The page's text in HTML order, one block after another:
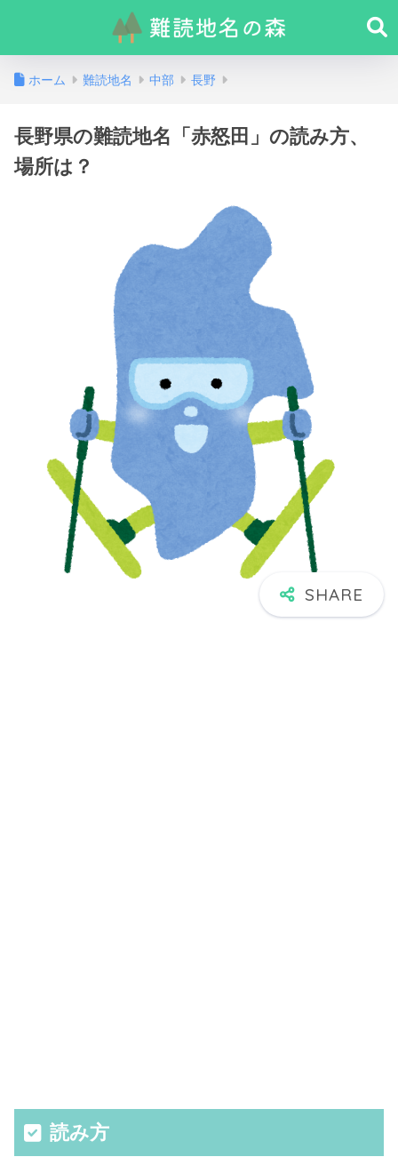
ホーム 難読地名 中部 長野
長野県の難読地名「赤怒田」の読み方、
場所は？
読み方